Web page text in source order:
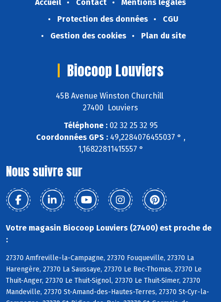
Accueil Contact
Mentions légales
Protection des données
CGU
Gestion des cookies
Plan du site
Biocoop Louviers
45B Avenue Winston Churchill
27400 Louviers
Téléphone :02 32 25 32 95
Coordonnées GPS :49,2284076455037 ° ,
1,16822811415557 °
Nous suivre sur
Votre magasin Biocoop Louviers (27400) est proche de
:
27370 Amfreville-la-Campagne, 27370 Fouqueville, 27370 La
Harengère, 27370 La Saussaye, 27370 Le Bec-Thomas, 27370 Le
Thuit-Anger, 27370 Le Thuit-Signol, 27370 Le Thuit-Simer, 27370
Mandeville, 27370 St-Amand-des-Hautes-Terres, 27370 St-Cyr-la-